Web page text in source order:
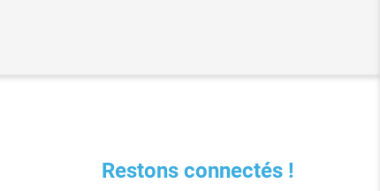
Restons connectés !